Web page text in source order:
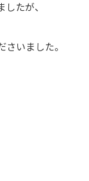
たが、
いました。